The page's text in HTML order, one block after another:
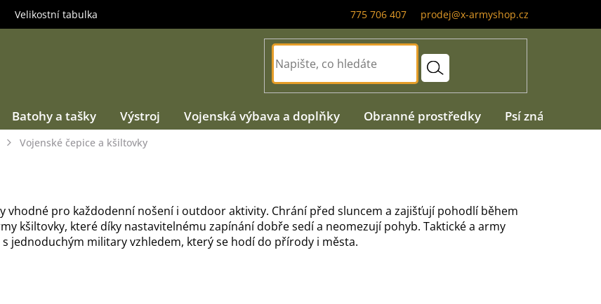
775 706 407 prodej@x-armyshop.cz
Velikostní tabulka
Batohy a tašky Výstroj Vojenská výbava a doplňky Obranné prostředky Psí známky
Vojenské čepice a kšiltovky
vhodné pro každodenní nošení i outdoor aktivity. Chrání před sluncem a zajišťují pohodlí během
kšiltovky, které díky nastavitelnému zapínání dobře sedí a neomezují pohyb. Taktické a army
jednoduchým military vzhledem, který se hodí do přírody i města.